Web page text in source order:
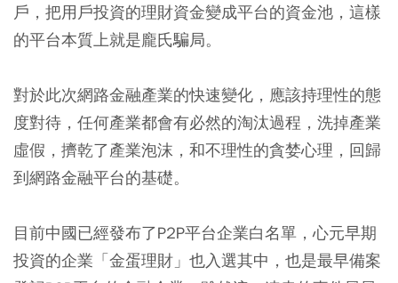
戶，把用戶投資的理財資金變成平台的資金池，這樣
的平台本質上就是龐氏騙局。
對於此次網路金融產業的快速變化，應該持理性的態
度對待，任何產業都會有必然的淘汰過程，洗掉產業
虛假，擠乾了產業泡沫，和不理性的貪婪心理，回歸
到網路金融平台的基礎。
目前中國已經發布了P2P平台企業白名單，心元早期
投資的企業「金蛋理財」也入選其中，也是最早備案